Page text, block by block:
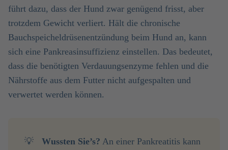
führt dazu, dass der Hund zwar genügend frisst, aber
trotzdem Gewicht verliert. Hält die chronische
Bauchspeicheldrüsenentzündung beim Hund an, kann
sich eine Pankreasinsuffizienz einstellen. Das bedeutet,
dass die benötigten Verdauungsenzyme fehlen und die
Nährstoffe aus dem Futter nicht aufgespalten und
verwertet werden können.
💡 Wussten Sie’s? An einer Pankreatitis kann